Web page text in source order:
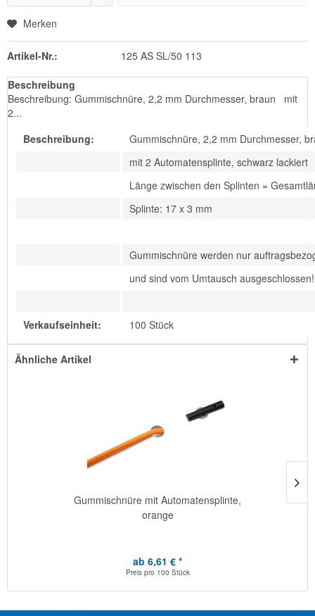
Merken
Artikel-Nr.: 125 AS SL/50 113
Beschreibung
Beschreibung: Gummischnüre, 2,2 mm Durchmesser, braun mit
2...
Beschreibung:
Gummischnüre, 2,2 mm Durchmesser,
mit 2 Automatensplinte, schwarz lackiert
Länge zwischen den Splinten =
Splinte: 17 x 3 mm
Gummischnüre werden nur
und sind vom Umtausch ausgeschlossen!
Verkaufseinheit: 100 Stück
Ähnliche Artikel
Gummischnüre mit Automatensplinte,
orange
ab 6,61 € *
Preis pro 100 Stück